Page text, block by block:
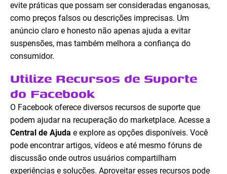
evite práticas que possam ser consideradas enganosas,
como preços falsos ou descrições imprecisas. Um
anúncio claro e honesto não apenas ajuda a evitar
suspensões, mas também melhora a confiança do
consumidor.
Utilize Recursos de Suporte
do Facebook
O Facebook oferece diversos recursos de suporte que
podem ajudar na recuperação do marketplace. Acesse a
Central de Ajuda e explore as opções disponíveis. Você
pode encontrar artigos, vídeos e até mesmo fóruns de
discussão onde outros usuários compartilham
experiências e soluções. Aproveitar esses recursos pode